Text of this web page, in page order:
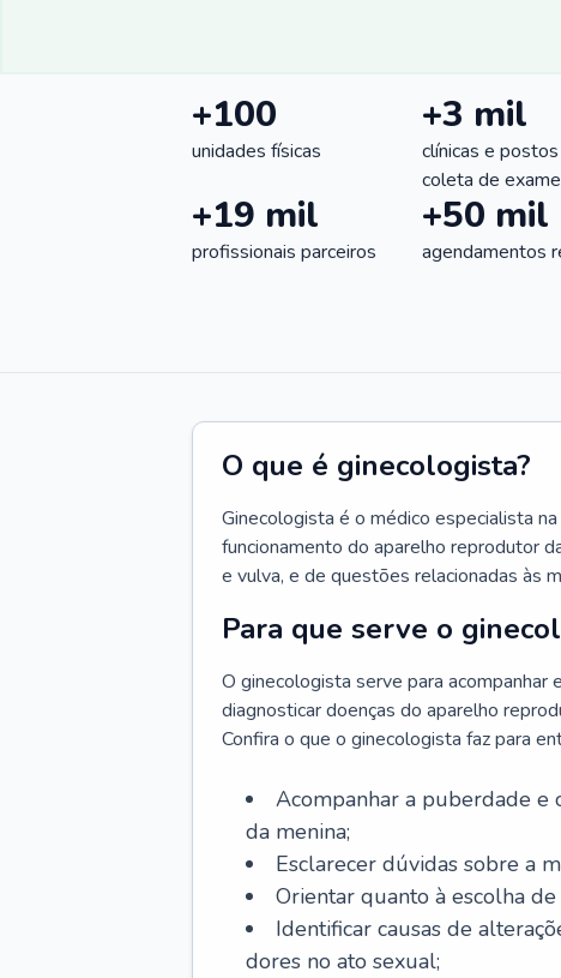
+100
unidades físicas
+3 mil
clínicas e
coleta de
+19 mil
profissionais parceiros
+50 mil
agendamentos
O que é ginecologista?
Ginecologista é o médico especialista
funcionamento do aparelho reprodutor
e vulva, e de questões relacionadas às
Para que serve o
O ginecologista serve para
diagnosticar doenças do aparelho
Confira o que o ginecologista faz para
Acompanhar a puberdade e
da menina;
Esclarecer dúvidas sobre a
Orientar quanto à escolha
Identificar causas de
dores no ato sexual;